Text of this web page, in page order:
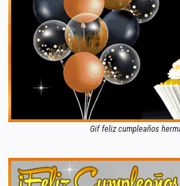
Gif feliz cumpleaños